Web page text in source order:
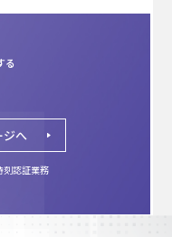
認証業務
る
へ